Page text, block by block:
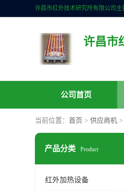
许昌市
公司首页
当前位置： 首页 > 供应商机 >
产品分类 Product
红外加热设备